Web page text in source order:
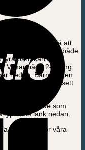
för lådcykeln så att
kan placeras både
barn kan sitta,
Vi har både 2-poäng
nedan. Barnbänken
är därför inte avsett
köpa en kudde som
typer, se länk nedan.
om det är för våra